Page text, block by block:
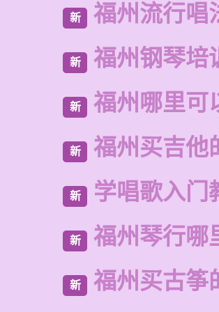
新 福州流行唱
新 福州钢琴培
新 福州哪里可
新 福州买吉他
新 学唱歌入门
新 福州琴行哪
新 福州买古筝